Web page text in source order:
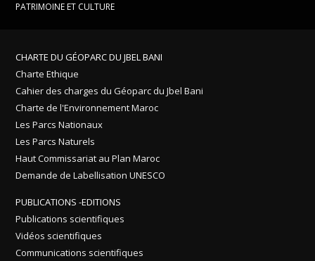
PATRIMOINE ET CULTURE
CHARTE DU GÉOPARC DU JBEL BANI
Charte Ethique
Cahier des charges du Géoparc du Jbel Bani
Charte de l'Environnement Maroc
Les Parcs Nationaux
Les Parcs Naturels
Haut Commissariat au Plan Maroc
Demande de Labellisation UNESCO
PUBLICATIONS -EDITIONS
Publications scientifiques
Vidéos scientifiques
Communications scientifiques